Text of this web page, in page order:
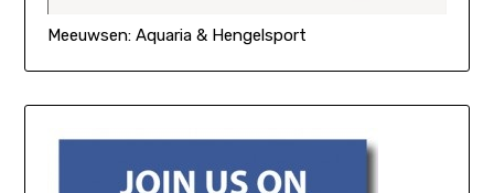
Meeuwsen: Aquaria & Hengelsport